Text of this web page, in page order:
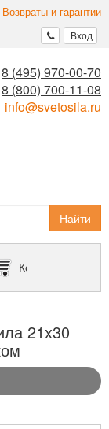
Возвраты и гарантии
Вход
8 (495) 970-00-70
8 (800) 700-11-08
info@svetosila.ru
Найти
Корзина пуста
21x30